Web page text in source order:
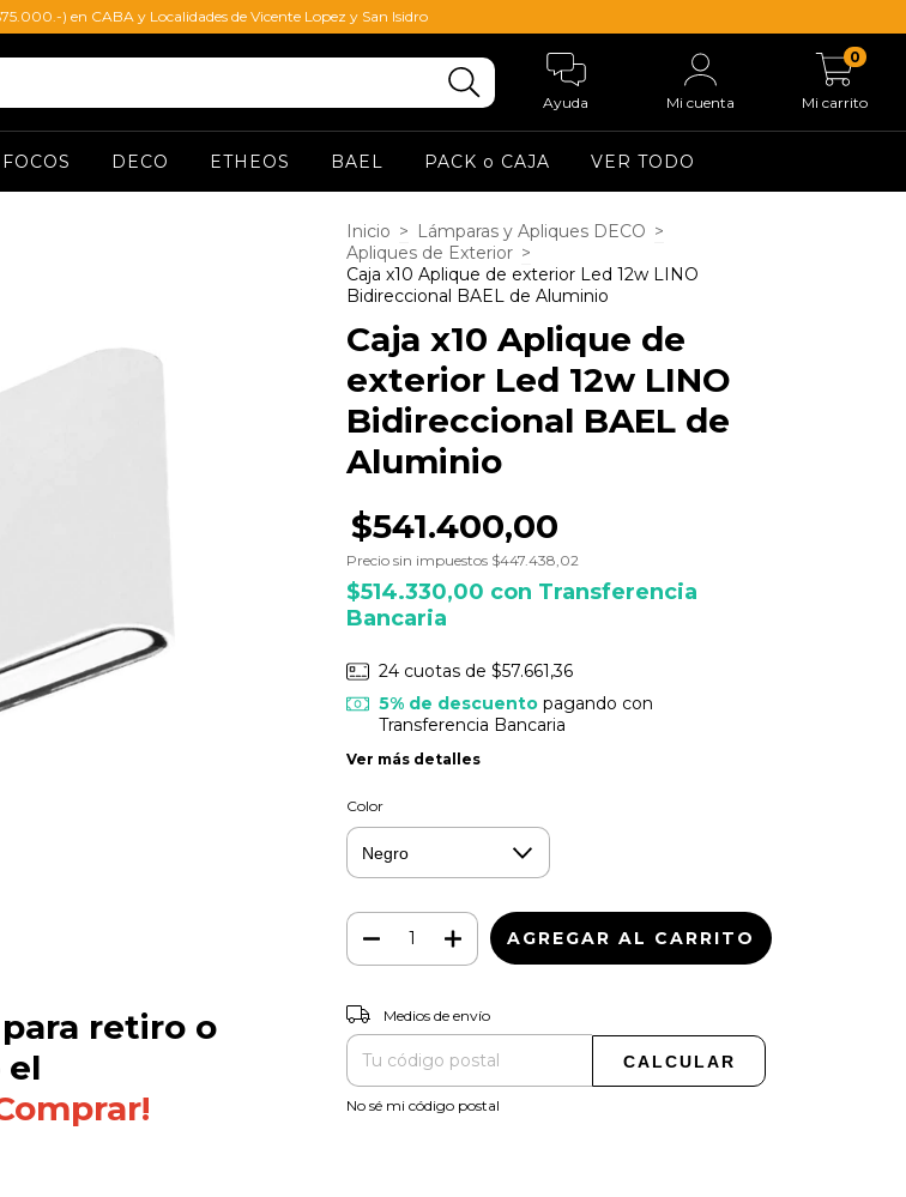
) en CABA y Localidades de Vicente Lopez y San Isidro
Ayuda Mi cuenta Mi carrito
0
FOCOS DECO ETHEOS BAEL PACK o CAJA VER TODO
retiro o
el
Inicio > Lámparas y Apliques DECO >
Apliques de Exterior >
Caja x10 Aplique de exterior Led 12w LINO
Bidireccional BAEL de Aluminio
Caja x10 Aplique de
exterior Led 12w LINO
Bidireccional BAEL de
Aluminio
$541.400,00
Precio sin impuestos $447.438,02
$514.330,00 con Transferencia
Bancaria
24 cuotas de $57.661,36
5% de descuentopagando con
Transferencia Bancaria
Ver más detalles
Color
Entregas para el CP:
Medios de envío
CALCULAR
No sé mi código postal